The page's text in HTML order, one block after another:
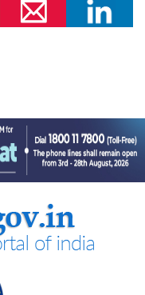
के लिए उठाए गए कदम
का नेतृत्व किया
से डीपीआईआईटी-मान्यता
तंत्र से जोड़ता है
पर भारत-रूस कार्य समूह
प्राप्त हुए